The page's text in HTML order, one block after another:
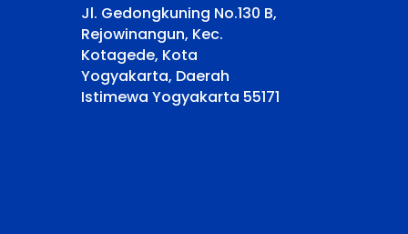
Jl. Gedongkuning No.130 B,
Rejowinangun, Kec.
Kotagede, Kota
Yogyakarta, Daerah
Istimewa Yogyakarta 55171